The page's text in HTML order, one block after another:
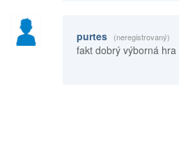
purtes (neregistrovaný)
fakt dobrý výborná hra